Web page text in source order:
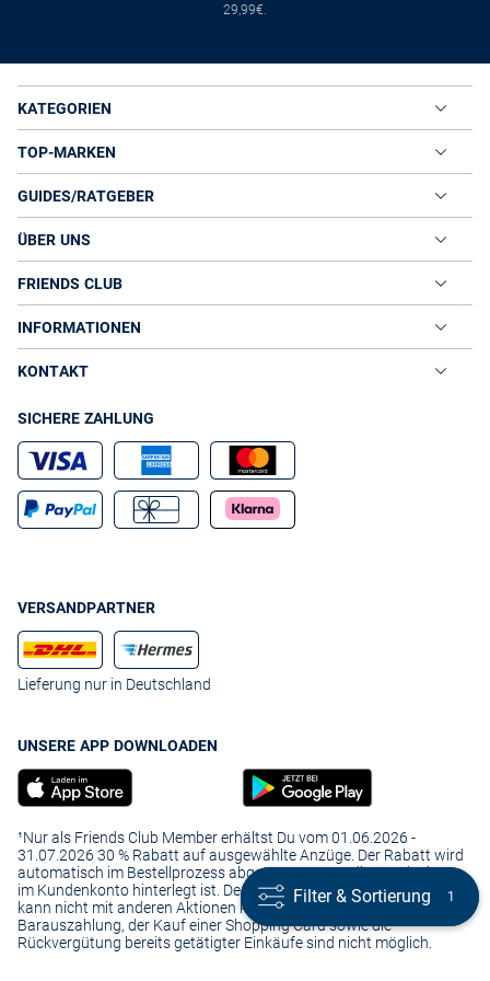
Temperaturen fortan keine Bedrohung mehr darstellen. Dennoch ist
der Mantel angenehm leicht und besticht durch einzigartigen
Tragekomfort.
Egal welche Funktionen Sie von Ihrem Mantel erwarten, bei VAN
GRAAF finden Sie modisch ansprechende Modelle für jede
Witterungslage.
DAMEN FUNKTIONSMÄNTEL IM VAN GRAAF
ONLINE-SHOP
Der VAN GRAAF Online-Shop hält eine große Auswahl
verschiedenster Funktionsmäntel bereit, die nur darauf warten, von
Ihnen entdeckt zu werden. Es spielt keine Rolle, ob Sie ein legeres
Modell oder ein elegantes Kleidungsstück suchen - bei VAN GRAAF
werden Sie sicherlich fündig. Trotz großer Produktvielfalt können wir
garantieren. Wir bieten ausschließlich Funktionsmäntel namhafter
Wenn Sie Ihre Unternehmungen, unabhängig der
Witterungsbedingungen, fortan in vollen Zügen genießen wollen,
sollten Sie noch heute einen modischen Funktionsmantel von VAN
GRAAF erwerben. Hierbei handelt es sich nicht nur um ein einfaches
Kleidungsstück, sondern vielmehr um einen zuverlässigen Begleiter
durch viele kalte Tage. Mit nur wenigen Klicks ordern Sie Ihren
Markenqualität verzichten: Der VAN GRAAF Sales-Bereich bietet
reduzierte Modelle für unsere Schnäppchenjäger.
29,99€.
KATEGORIEN
TOP-MARKEN
GUIDES/RATGEBER
ÜBER UNS
FRIENDS CLUB
INFORMATIONEN
KONTAKT
SICHERE ZAHLUNG
VERSANDPARTNER
Lieferung nur in Deutschland
UNSERE APP DOWNLOADEN
¹Nur als Friends Club Member erhältst Du vom 01.06.2026 -
31.07.2026 30 % Rabatt auf ausgewählte Anzüge. Der Rabatt wird
automatisch im Bestellprozess abgezogen, wenn die Kundenkarte
im Kundenkonto hinterlegt ist. Der Rabatt ist nicht übertragbar und
kann nicht mit anderen Aktionen kombiniert werden. Eine
Barauszahlung, der Kauf einer Shopping Card sowie die
Rückvergütung bereits getätigter Einkäufe sind nicht möglich.
Filter & Sortierung 1
Filter & Sortierung 1